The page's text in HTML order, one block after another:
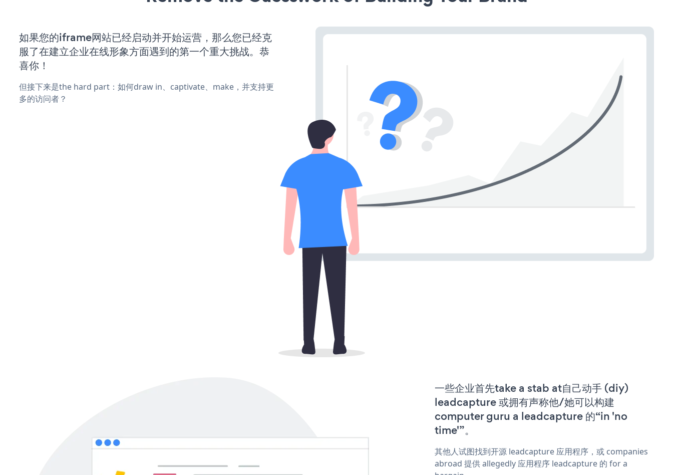
如果您的iframe网站已经启动并开始运营，那么您已经克
服了在建立企业在线形象方面遇到的第一个重大挑战。恭
喜你！
但接下来是the hard part：如何draw in、captivate、make，并支持更
多的访问者？
一些企业首先take a stab at自己动手 (diy)
leadcapture 或拥有声称他/她可以构建
computer guru a leadcapture 的“in 'no
time'”。
其他人试图找到开源 leadcapture 应用程序，或 companies
abroad 提供 allegedly 应用程序 leadcapture 的 for a